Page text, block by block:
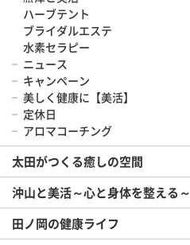
ハーブテント
ブライダルエステ
水素セラピー
ニュース
キャンペーン
美しく健康に【美活】
定休日
アロマコーチング
太田がつくる癒しの空間
沖山と美活～心と身体を整える～
田ノ岡の健康ライフ